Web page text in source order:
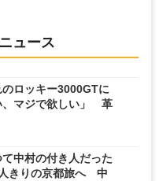
ュース
ロッキー3000GTに
、マジで欲しい」 革
中村の付き人だった
きりの京都旅へ 中